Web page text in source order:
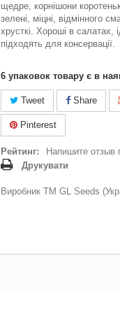
щедре, корнішони
зелені, міцні, відмінного
хрусткі. Хороші в салатах,
підходять для консервації.
6 упаковок товару є в
Tweet Share
Pinterest
Рейтинг:
Напишите отзыв
Друкувати
Виробник ТМ GL Seeds